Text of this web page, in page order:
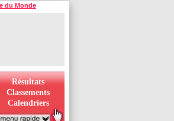
du Monde
Résultats
Classements
Calendriers